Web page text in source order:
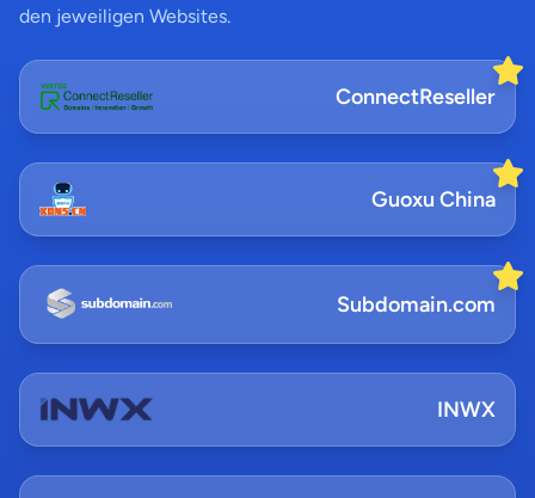
den jeweiligen Websites.
ConnectReseller
Guoxu China
Subdomain.com
INWX